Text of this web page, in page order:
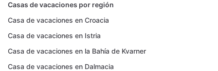
Casas de vacaciones por región
Casa de vacaciones en Croacia
Casa de vacaciones en Istria
Casa de vacaciones en la Bahía de Kvarner
Casa de vacaciones en Dalmacia